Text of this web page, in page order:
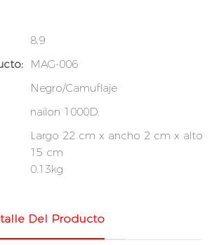
8.9
MAG-006
Negro/Camuflaje
nailon 1000D
Largo 22 cm x ancho 2 cm x alto
15 cm
0.13kg
Del Producto